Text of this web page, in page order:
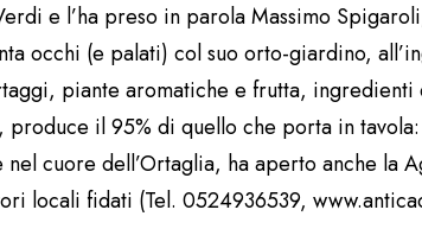
e l’ha preso in parola Massimo
occhi (e palati) col suo orto-giardino,
piante aromatiche e frutta, ingredienti
il 95% di quello che porta in
cuore dell’Ortaglia, ha aperto anche la
locali fidati (Tel. 0524936539,